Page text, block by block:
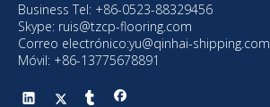
Business Tel: +86-0523-88329456
Skype: ruis@tzcp-flooring.com
Correo electrónico:yu@qinhai-shipping.com
Móvil: +86-13775678891